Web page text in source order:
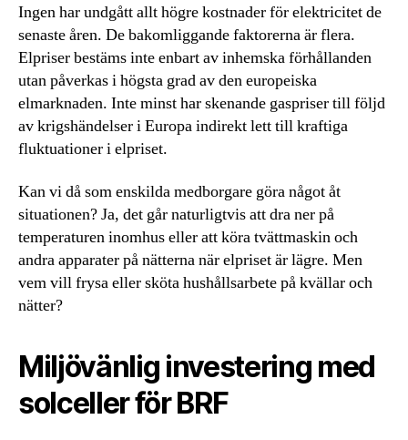
Ingen har undgått allt högre kostnader för elektricitet de
senaste åren. De bakomliggande faktorerna är flera.
Elpriser bestäms inte enbart av inhemska förhållanden
utan påverkas i högsta grad av den europeiska
elmarknaden. Inte minst har skenande gaspriser till följd
av krigshändelser i Europa indirekt lett till kraftiga
fluktuationer i elpriset.
Kan vi då som enskilda medborgare göra något åt
situationen? Ja, det går naturligtvis att dra ner på
temperaturen inomhus eller att köra tvättmaskin och
andra apparater på nätterna när elpriset är lägre. Men
vem vill frysa eller sköta hushållsarbete på kvällar och
nätter?
Miljövänlig investering med
solceller för BRF